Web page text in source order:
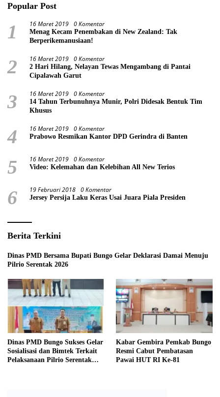
Popular Post
1 16 Maret 2019 0 Komentar
Menag Kecam Penembakan di New Zealand: Tak
Berperikemanusiaan!
2 16 Maret 2019 0 Komentar
2 Hari Hilang, Nelayan Tewas Mengambang di Pantai
Cipalawah Garut
3 16 Maret 2019 0 Komentar
14 Tahun Terbunuhnya Munir, Polri Didesak Bentuk Tim
Khusus
4 16 Maret 2019 0 Komentar
Prabowo Resmikan Kantor DPD Gerindra di Banten
5 16 Maret 2019 0 Komentar
Video: Kelemahan dan Kelebihan All New Terios
6 19 Februari 2018 0 Komentar
Jersey Persija Laku Keras Usai Juara Piala Presiden
Berita Terkini
Dinas PMD Bersama Bupati Bungo Gelar Deklarasi Damai Menuju
Pilrio Serentak 2026
Dinas PMD Bungo Sukses Gelar
Sosialisasi dan Bimtek Terkait
Pelaksanaan Pilrio Serentak
Kabar Gembira Pemkab Bungo
Resmi Cabut Pembatasan
Pawai HUT RI Ke-81